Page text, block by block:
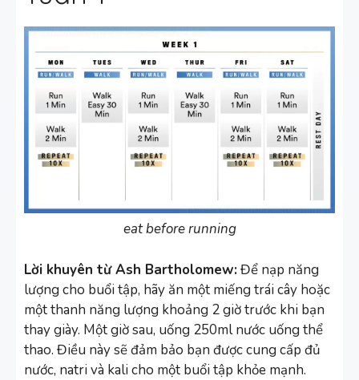
eat before running
Lời khuyên từ Ash Bartholomew:Để nạp năng
lượng cho buổi tập, hãy ăn một miếng trái cây hoặc
một thanh năng lượng khoảng 2 giờ trước khi bạn
thay giày. Một giờ sau, uống 250ml nước uống thể
thao. Điều này sẽ đảm bảo bạn được cung cấp đủ
nước, natri và kali cho một buổi tập khỏe mạnh.